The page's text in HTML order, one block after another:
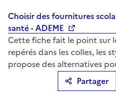
Partager
Choisir des fournitures
santé - ADEME
Cette fiche fait le point sur
repérés dans les colles, les
propose des alternatives